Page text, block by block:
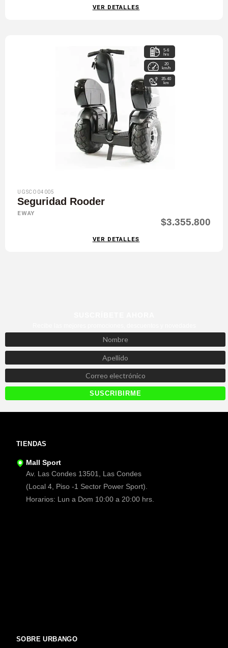
VER DETALLES
5-6
hrs
20
km/h
35-40
km
UGSCO04005
Seguridad Rooder
EWAY
$3.355.800
VER DETALLES
TIENDAS
Mall Sport
Av. Las Condes 13501, Las Condes
(Local 4, Piso -1 Sector Power Sport).
Horarios: Lun a Dom 10:00 a 20:00 hrs.
SOBRE URBANGO